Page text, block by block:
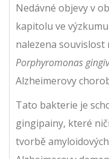
Nedávné objevy v
kapitolu ve
nalezena
Porphyromonas
Alzheimerovy
Tato bakterie je
gingipainy, které
tvorbě